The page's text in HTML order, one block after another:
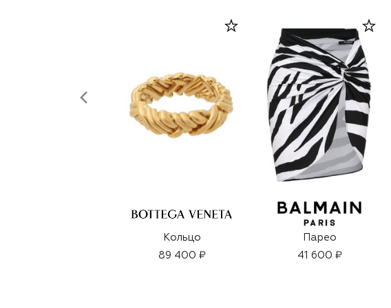
Кольцо
89 400 ₽
Парео
41 600 ₽